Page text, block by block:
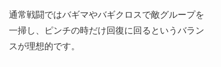
通常戦闘ではバギマやバギクロスで敵グループを
一掃し、ピンチの時だけ回復に回るというバラン
スが理想的です。